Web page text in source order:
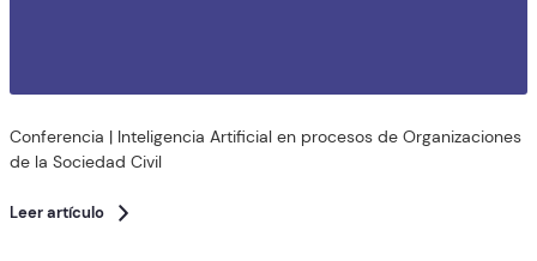
Conferencia | Inteligencia Artificial en procesos de Organizaciones
de la Sociedad Civil
Leer artículo